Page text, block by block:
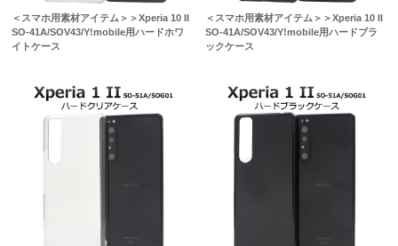
＜スマホ用素材アイテム＞＞Xperia 10 II
SO-41A/SOV43/Y!mobile用ハードホワ
イトケース
＜スマホ用素材アイテム＞＞Xperia 10 II
SO-41A/SOV43/Y!mobile用ハードブラ
ックケース